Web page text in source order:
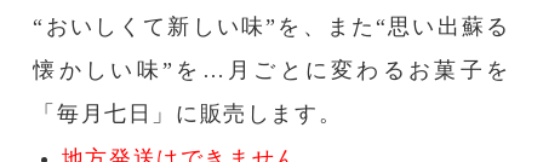
“おいしくて新しい味”を、また“思い出蘇る
懐かしい味”を…月ごとに変わるお菓子を
「毎月七日」に販売します。